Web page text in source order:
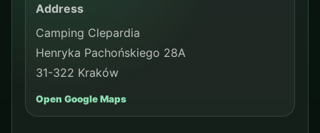
Address
Camping Clepardia
Henryka Pachońskiego 28A
31-322 Kraków
Open Google Maps